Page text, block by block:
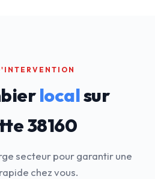
localsur
38160
secteur pour garantir une
chez vous.